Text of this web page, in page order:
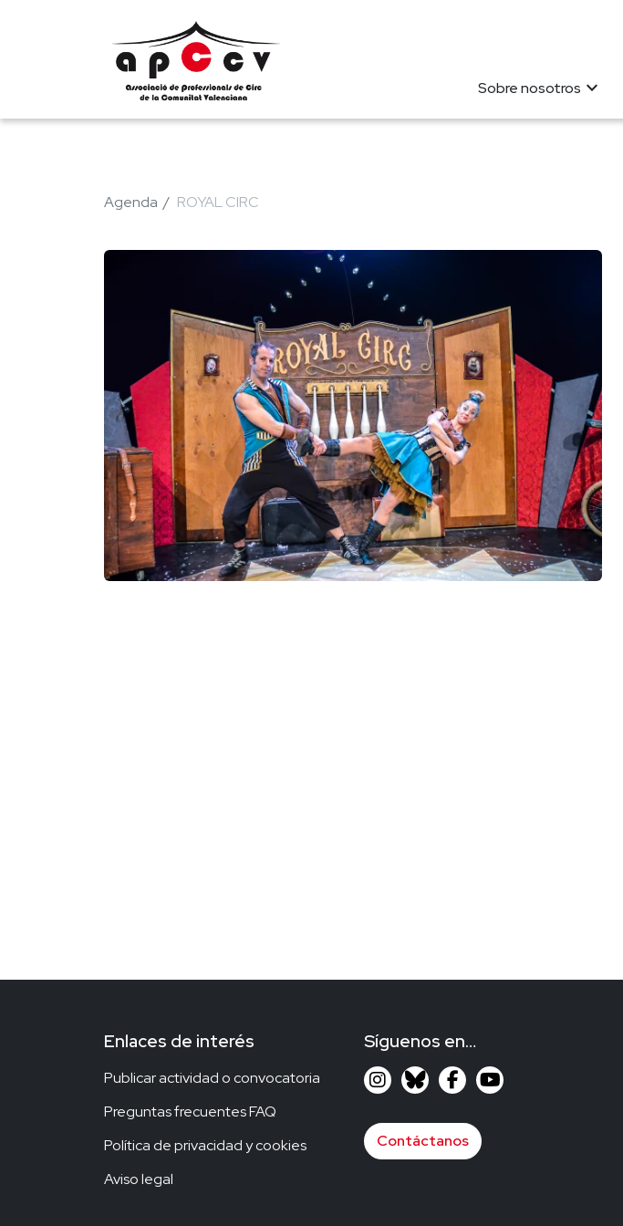
Sobre nosotros expand_more
Agenda ROYAL CIRC
Enlaces de interés
Publicar actividad o convocatoria
Preguntas frecuentes FAQ
Política de privacidad y cookies
Aviso legal
Síguenos en…
Contáctanos